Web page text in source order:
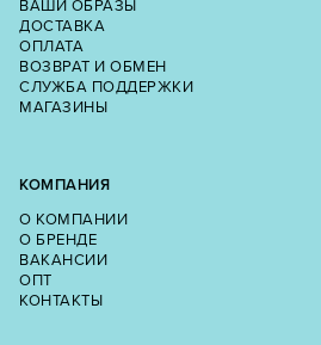
ВАШИ ОБРАЗЫ
ДОСТАВКА
ОПЛАТА
ВОЗВРАТ И ОБМЕН
СЛУЖБА ПОДДЕРЖКИ
МАГАЗИНЫ
КОМПАНИЯ
О КОМПАНИИ
О БРЕНДЕ
ВАКАНСИИ
ОПТ
КОНТАКТЫ